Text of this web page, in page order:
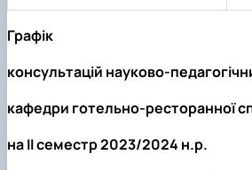
Графік
консультацій науково-
кафедри готельно-ресторанної
на ІІ семестр 2023/2024 н.р.